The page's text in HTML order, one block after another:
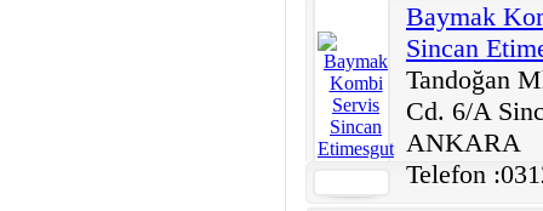
Baymak
Sincan
Tandoğan
Cd. 6/A
ANKARA
Telefon